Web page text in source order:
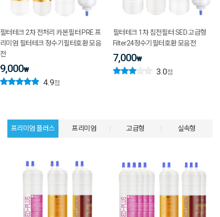
필터테크 2차 전처리 카본필터 PRE 프
리미엄 필터테크 정수기필터호환 모음
전
9,000₩
4.9점
필터테크 1차 침전필터 SED 고급형
Filter24정수기필터호환 모음전
7,000₩
3.0점
프리미엄 플러스 프리미엄 고급형 실속형